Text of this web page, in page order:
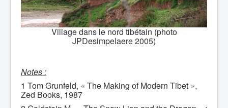
Village dans le nord tibétain (photo
JPDesimpelaere 2005)
Notes :
1 Tom Grunfeld, « The Making of Modern Tibet »,
Zed Books, 1987